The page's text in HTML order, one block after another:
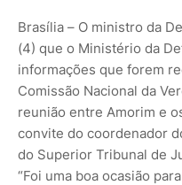
Brasília – O ministro da
(4) que o Ministério da
informações que forem
Comissão Nacional da
reunião entre Amorim e
convite do coordenador
do Superior Tribunal de
“Foi uma boa ocasião